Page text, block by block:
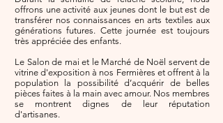
offrons une activité aux jeunes dont le but est de
transférer nos connaissances en arts textiles aux
générations futures. Cette journée est toujours
très appréciée des enfants.
Le Salon de mai et le Marché de Noël servent de
vitrine d'exposition à nos Fermières et offrent à la
population la possibilité d’acquérir de belles
pièces faites à la main avec amour. Nos membres
se montrent dignes de leur réputation
d'artisanes.